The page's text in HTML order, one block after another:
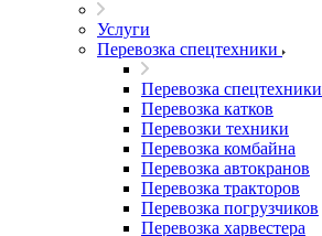
Услуги
Перевозка спецтехники
Перевозка спецтехники
Перевозка катков
Перевозки техники
Перевозка комбайна
Перевозка автокранов
Перевозка тракторов
Перевозка погрузчиков
Перевозка харвестера